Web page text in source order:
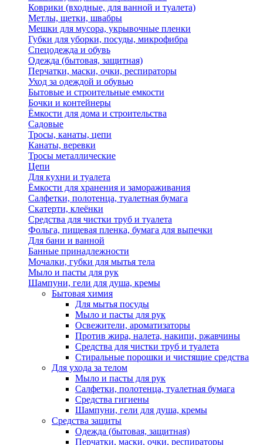
Коврики (входные, для ванной и туалета)
Метлы, щетки, швабры
Мешки для мусора, укрывочные пленки
Губки для уборки, посуды, микрофибра
Спецодежда и обувь
Одежда (бытовая, защитная)
Перчатки, маски, очки, респираторы
Уход за одеждой и обувью
Бытовые и строительные емкости
Бочки и контейнеры
Ёмкости для дома и строительства
Садовые
Тросы, канаты, цепи
Канаты, веревки
Тросы металлические
Цепи
Для кухни и туалета
Ёмкости для хранения и замораживания
Салфетки, полотенца, туалетная бумага
Скатерти, клеёнки
Средства для чистки труб и туалета
Фольга, пищевая пленка, бумага для выпечки
Для бани и ванной
Банные принадлежности
Мочалки, губки для мытья тела
Мыло и пасты для рук
Шампуни, гели для душа, кремы
Бытовая химия
Для мытья посуды
Мыло и пасты для рук
Освежители, ароматизаторы
Против жира, налета, накипи, ржавчины
Средства для чистки труб и туалета
Стиральные порошки и чистящие средства
Для ухода за телом
Мыло и пасты для рук
Салфетки, полотенца, туалетная бумага
Средства гигиены
Шампуни, гели для душа, кремы
Средства защиты
Одежда (бытовая, защитная)
Перчатки, маски, очки, респираторы